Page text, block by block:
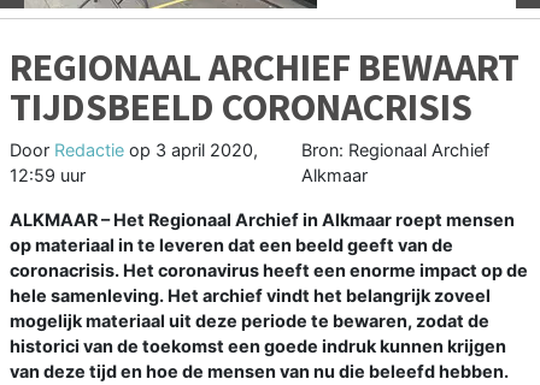
REGIONAAL ARCHIEF BEWAART
TIJDSBEELD CORONACRISIS
Door Redactie op 3 april 2020,
12:59 uur
Bron: Regionaal Archief
Alkmaar
ALKMAAR – Het Regionaal Archief in Alkmaar roept mensen
op materiaal in te leveren dat een beeld geeft van de
coronacrisis. Het coronavirus heeft een enorme impact op de
hele samenleving. Het archief vindt het belangrijk zoveel
mogelijk materiaal uit deze periode te bewaren, zodat de
historici van de toekomst een goede indruk kunnen krijgen
van deze tijd en hoe de mensen van nu die beleefd hebben.